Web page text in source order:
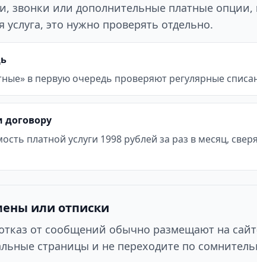
звонки или дополнительные платные опции,
это нужно проверять отдельно.
в первую очередь проверяют регулярные
договору
платной услуги 1998 рублей за раз в месяц,
или отписки
от сообщений обычно размещают на
страницы и не переходите по